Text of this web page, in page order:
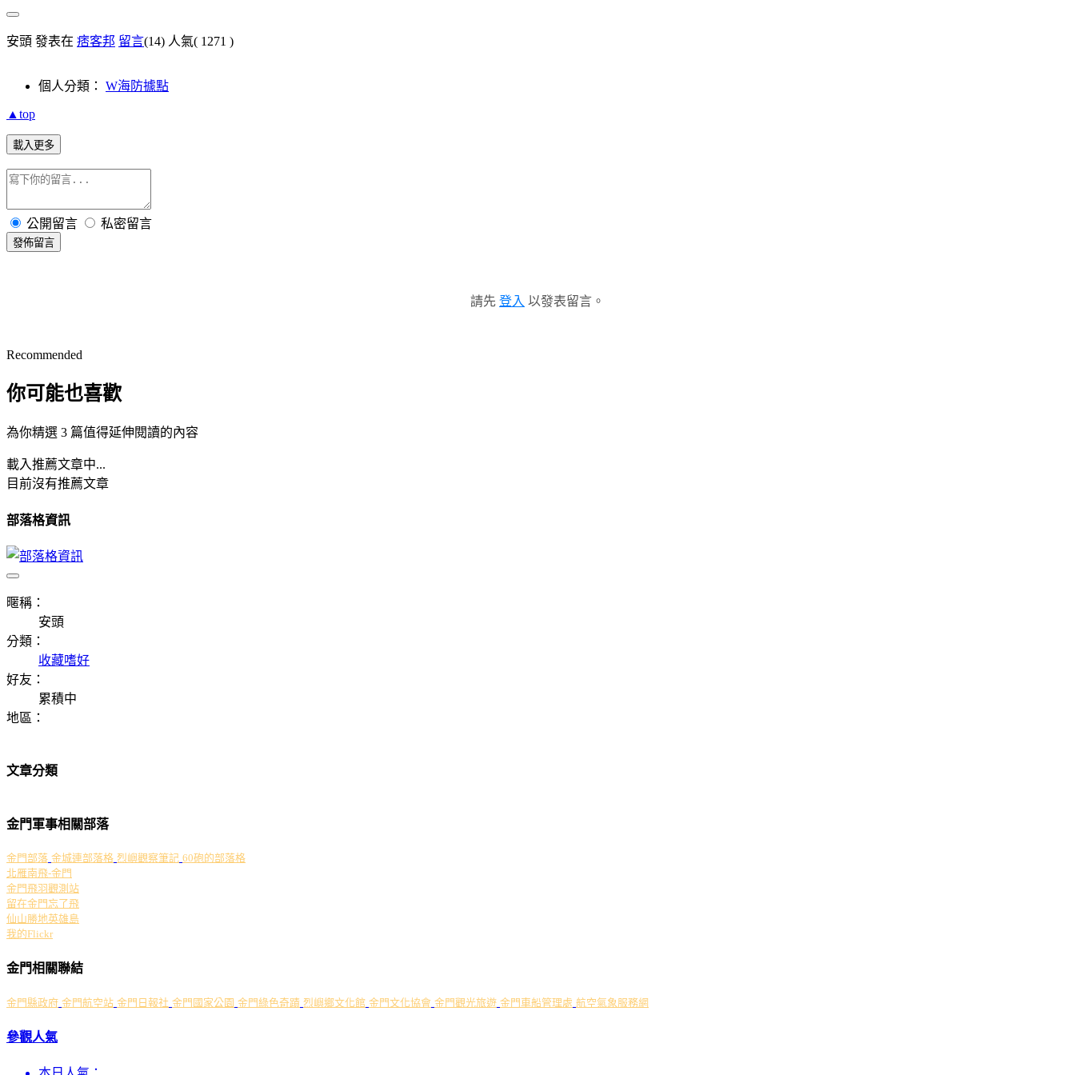
安頭 發表在 痞客邦 留言(14) 人氣( 1271 )
個人分類： W海防據點
▲top
載入更多
公開留言 私密留言
發佈留言
請先 登入 以發表留言。
Recommended
你可能也喜歡
為你精選 3 篇值得延伸閱讀的內容
載入推薦文章中...
目前沒有推薦文章
部落格資訊
暱稱：
安頭
分類：
收藏嗜好
好友：
累積中
地區：
文章分類
金門軍事相關部落
金門部落 金城連部落格 烈嶼觀察筆記 60砲的部落格
北雁南飛-金門
金門飛羽觀測站
留在金門忘了飛
仙山勝地英雄島
我的Flickr
金門相關聯結
金門縣政府 金門航空站 金門日報社 金門國家公園 金門綠色奇蹟 烈嶼鄉文化館 金門文化協會 金門觀光旅遊 金門車船管理處 航空氣象服務網
參觀人氣